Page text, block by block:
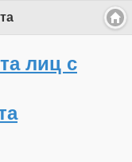
лиц с